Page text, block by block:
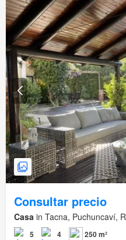
Consultar precio
Casa in Tacna, Puchuncaví,
5 4 250 m²